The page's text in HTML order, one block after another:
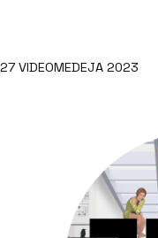
27 VIDEOMEDEJA 2023